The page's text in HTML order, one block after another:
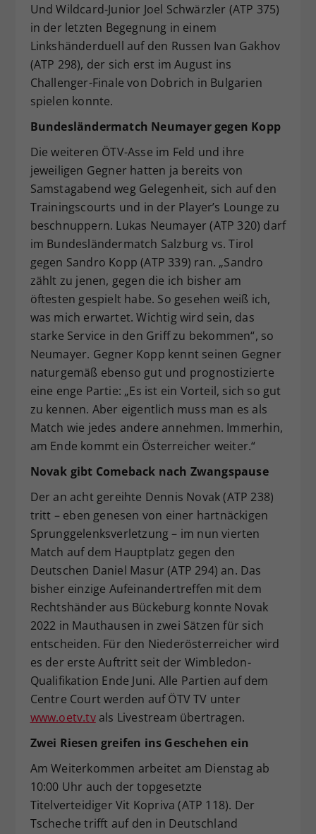
Und Wildcard-Junior Joel Schwärzler (ATP 375)
in der letzten Begegnung in einem
Linkshänderduell auf den Russen Ivan Gakhov
(ATP 298), der sich erst im August ins
Challenger-Finale von Dobrich in Bulgarien
spielen konnte.
Bundesländermatch Neumayer gegen Kopp
Die weiteren ÖTV-Asse im Feld und ihre
jeweiligen Gegner hatten ja bereits von
Samstagabend weg Gelegenheit, sich auf den
Trainingscourts und in der Player’s Lounge zu
beschnuppern. Lukas Neumayer (ATP 320) darf
im Bundesländermatch Salzburg vs. Tirol
gegen Sandro Kopp (ATP 339) ran. „Sandro
zählt zu jenen, gegen die ich bisher am
öftesten gespielt habe. So gesehen weiß ich,
was mich erwartet. Wichtig wird sein, das
starke Service in den Griff zu bekommen“, so
Neumayer. Gegner Kopp kennt seinen Gegner
naturgemäß ebenso gut und prognostizierte
eine enge Partie: „Es ist ein Vorteil, sich so gut
zu kennen. Aber eigentlich muss man es als
Match wie jedes andere annehmen. Immerhin,
am Ende kommt ein Österreicher weiter.“
Novak gibt Comeback nach Zwangspause
Der an acht gereihte Dennis Novak (ATP 238)
tritt – eben genesen von einer hartnäckigen
Sprunggelenksverletzung – im nun vierten
Match auf dem Hauptplatz gegen den
Deutschen Daniel Masur (ATP 294) an. Das
bisher einzige Aufeinandertreffen mit dem
Rechtshänder aus Bückeburg konnte Novak
2022 in Mauthausen in zwei Sätzen für sich
entscheiden. Für den Niederösterreicher wird
es der erste Auftritt seit der Wimbledon-
Qualifikation Ende Juni. Alle Partien auf dem
Centre Court werden auf ÖTV TV unter
www.oetv.tvals Livestream übertragen.
Zwei Riesen greifen ins Geschehen ein
Am Weiterkommen arbeitet am Dienstag ab
10:00 Uhr auch der topgesetzte
Titelverteidiger Vit Kopriva (ATP 118). Der
Tscheche trifft auf den in Deutschland